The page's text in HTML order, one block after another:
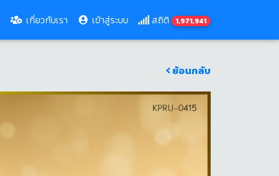
เกี่ยวกับเรา เข้าสู่ระบบ สถิติ 1,971,941
ย้อนกลับ